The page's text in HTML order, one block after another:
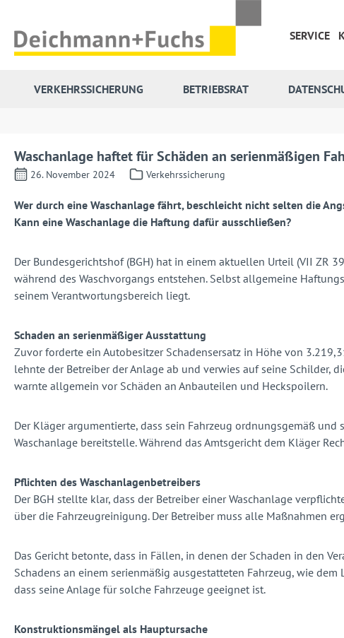
SERVICE
VERKEHRSSICHERUNG BETRIEBSRAT
Waschanlage haftet für Schäden an serienmäßigen
26. November 2024 Verkehrssicherung
Wer durch eine Waschanlage fährt, beschleicht nicht selten die
Kann eine Waschanlage die Haftung dafür ausschließen?
Der Bundesgerichtshof (BGH) hat in einem aktuellen Urteil (VII ZR
während des Waschvorgangs entstehen. Selbst allgemeine
seinem Verantwortungsbereich liegt.
Schaden an serienmäßiger Ausstattung
Zuvor forderte ein Autobesitzer Schadensersatz in Höhe von
lehnte der Betreiber der Anlage ab und verwies auf seine Schilder,
warnte allgemein vor Schäden an Anbauteilen und Heckspoilern.
Der Kläger argumentierte, dass sein Fahrzeug ordnungsgemäß
Waschanlage bereitstelle. Während das Amtsgericht dem Kläger
Pflichten des Waschanlagenbetreibers
Der BGH stellte klar, dass der Betreiber einer Waschanlage
über die Fahrzeugreinigung. Der Betreiber muss alle Maßnahmen
Das Gericht betonte, dass in Fällen, in denen der Schaden in den
Schadens an einem serienmäßig ausgestatteten Fahrzeug, wie
dass seine Anlage für solche Fahrzeuge geeignet ist.
Konstruktionsmängel als Hauptursache